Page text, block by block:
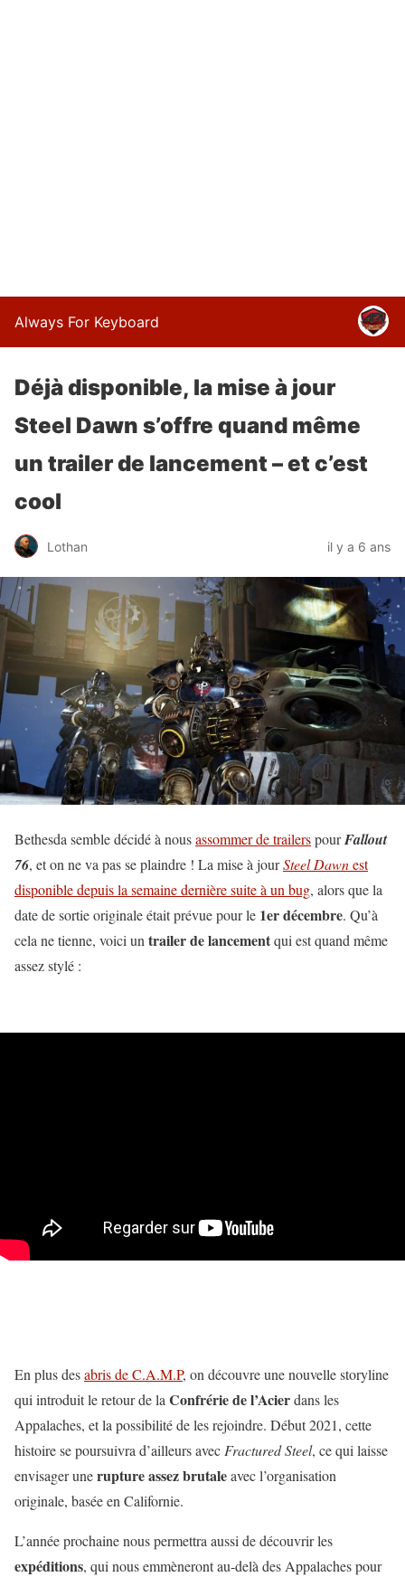
Always For Keyboard
Déjà disponible, la mise à jour
Steel Dawn s’offre quand même
un trailer de lancement – et c’est
cool
Lothan il y a 6 ans
Bethesda semble décidé à nousassommer de trailerspourFallout
76, et on ne va pas se plaindre ! La mise à jourSteel Dawnest
disponible depuis la semaine dernière suite à un bug, alors que la
date de sortie originale était prévue pour le 1er décembre. Qu’à
cela ne tienne, voici un trailer de lancementqui est quand même
assez stylé :
En plus desabris de C.A.M.P, on découvre une nouvelle storyline
qui introduit le retour de la Confrérie de l’Acierdans les
Appalaches, et la possibilité de les rejoindre. Début 2021, cette
histoire se poursuivra d’ailleurs avec Fractured Steel, ce qui laisse
envisager unerupture assez brutaleavec l’organisation
originale, basée en Californie.
L’année prochaine nous permettra aussi de découvrir les
expéditions, qui nous emmèneront au-delà des Appalaches pour